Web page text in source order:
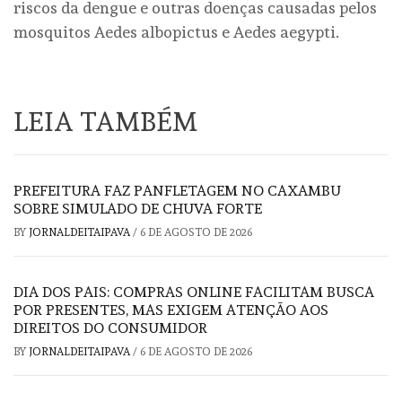
riscos da dengue e outras doenças causadas pelos
mosquitos Aedes albopictus e Aedes aegypti.
LEIA TAMBÉM
PREFEITURA FAZ PANFLETAGEM NO CAXAMBU
SOBRE SIMULADO DE CHUVA FORTE
BY JORNALDEITAIPAVA/ 6 DE AGOSTO DE 2026
DIA DOS PAIS: COMPRAS ONLINE FACILITAM BUSCA
POR PRESENTES, MAS EXIGEM ATENÇÃO AOS
DIREITOS DO CONSUMIDOR
BY JORNALDEITAIPAVA/ 6 DE AGOSTO DE 2026